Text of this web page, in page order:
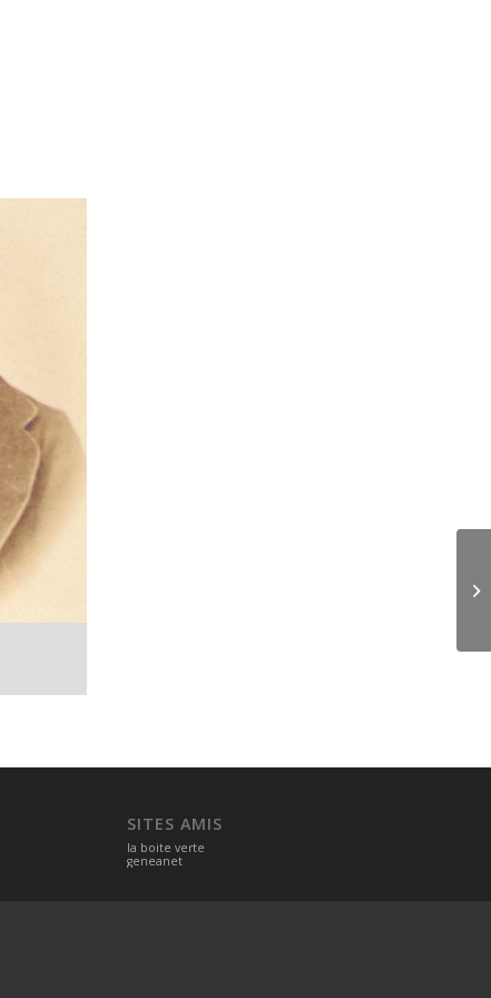
SITES AMIS
la boite verte
geneanet